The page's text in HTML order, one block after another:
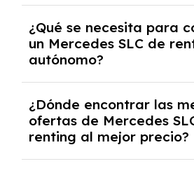
documentación financiera y,
casos, un informe de
y un pago inicial.
¿Qué se necesita para
un Mercedes SLC de
autónomo?
autónomos, justificante de
algunos casos, un informe
inicial.
¿Dónde encontrar las
ofertas de Mercedes
renting al mejor precio?